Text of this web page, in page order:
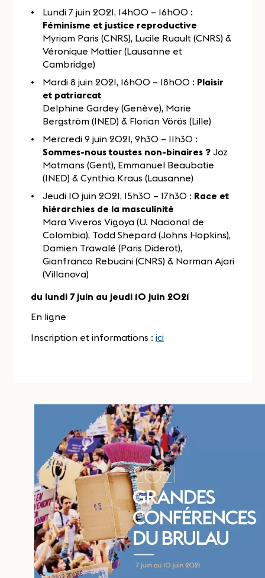
Lundi 7 juin 2021, 14h00 – 16h00 :
Féminisme et justice reproductive
Myriam Paris (CNRS), Lucile Ruault (CNRS) &
Véronique Mottier (Lausanne et
Cambridge)
Mardi 8 juin 2021, 16h00 – 18h00 : Plaisir
et patriarcat
Delphine Gardey (Genève), Marie
Bergström (INED) & Florian Vörös (Lille)
Mercredi 9 juin 2021, 9h30 – 11h30 :
Sommes-nous toustes non-binaires ?Joz
Motmans (Gent), Emmanuel Beaubatie
(INED) & Cynthia Kraus (Lausanne)
Jeudi 10 juin 2021, 15h30 – 17h30 : Race et
hiérarchies de la masculinité
Mara Viveros Vigoya (U. Nacional de
Colombia), Todd Shepard (Johns Hopkins),
Damien Trawalé (Paris Diderot),
Gianfranco Rebucini (CNRS) & Norman Ajari
(Villanova)
du lundi 7 juin au jeudi 10 juin 2021
En ligne
Inscription et informations :ici